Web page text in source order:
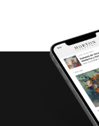
siniestrada con
sucios , falta
probar;
impacto;
Baja federal 2026,
tenencias en